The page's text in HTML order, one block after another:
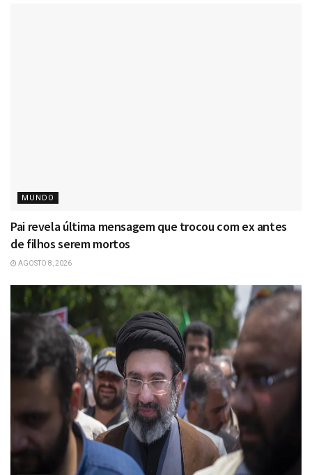
MUNDO
Pai revela última mensagem que trocou com ex antes
de filhos serem mortos
AGOSTO 8, 2026